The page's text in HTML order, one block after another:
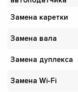
Замена каретки
Замена вала
Замена дуплекса
Замена Wi-Fi